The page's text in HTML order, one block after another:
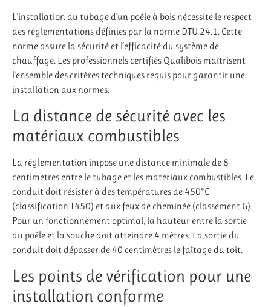
L'installation du tubage d'un poêle à bois nécessite le respect
des réglementations définies par la norme DTU 24.1. Cette
norme assure la sécurité et l'efficacité du système de
chauffage. Les professionnels certifiés Qualibois maîtrisent
l'ensemble des critères techniques requis pour garantir une
installation aux normes.
La distance de sécurité avec les
matériaux combustibles
La réglementation impose une distance minimale de 8
centimètres entre le tubage et les matériaux combustibles. Le
conduit doit résister à des températures de 450°C
(classification T450) et aux feux de cheminée (classement G).
Pour un fonctionnement optimal, la hauteur entre la sortie
du poêle et la souche doit atteindre 4 mètres. La sortie du
conduit doit dépasser de 40 centimètres le faîtage du toit.
Les points de vérification pour une
installation conforme